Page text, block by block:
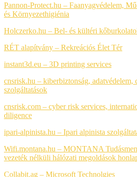
Pannon-Protect.hu – Faanyagvédelem,
és Környezethigiénia
Holczerko.hu – Bel- és kültéri
RÉT alapítvány – Rekreációs Élet Tér
instant3d.eu – 3D printing services
cnsrisk.hu – kiberbiztonság, adatvédelem,
szolgáltatások
cnsrisk.com – cyber risk services,
diligence
ipari-alpinista.hu – Ipari alpinista
Wifi.montana.hu – MONTANA
vezeték nélküli hálózati megoldások
Collabit.ag – Microsoft Technolgies